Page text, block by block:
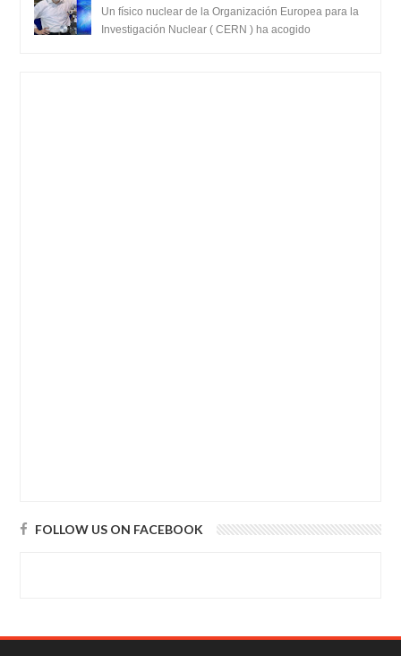
ayudado por seres de luz durante una
prueba del Colisionador de Hadrones
Un físico nuclear de la Organización Europea para la
Investigación Nuclear ( CERN ) ha acogido
FOLLOW US ON FACEBOOK